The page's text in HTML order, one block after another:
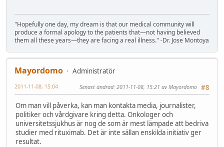
"Hopefully one day, my dream is that our medical community will
produce a formal apology to the patients that—not having believed
them all these years—they are facing a real illness." -Dr. Jose Montoya
Mayordomo
Administratör
#8
2011-11-08, 15:04 Senast ändrad: 2011-11-08, 15:21 av Mayordomo
Om man vill påverka, kan man kontakta media, journalister,
politiker och vårdgivare kring detta. Onkologer och
universitetssjukhus är nog de som är mest lämpade att bedriva
studier med rituximab. Det är inte sällan enskilda initiativ ger
resultat.